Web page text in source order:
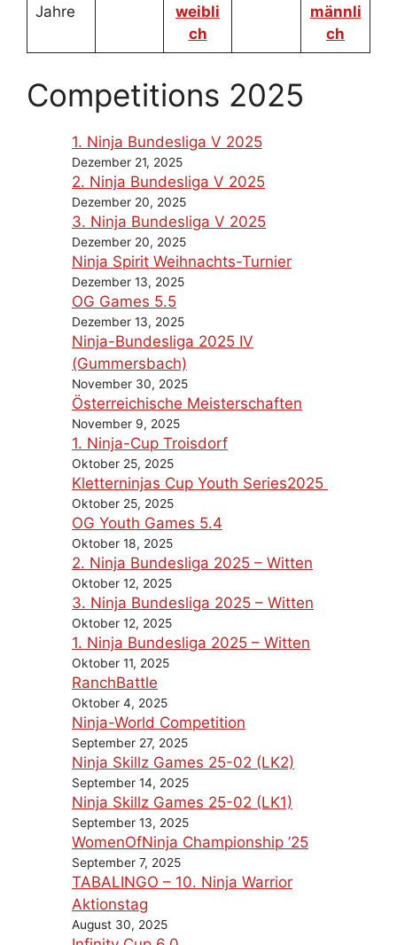
Jahre
weibli
ch
männli
ch
Competitions 2025
1. Ninja Bundesliga V 2025
Dezember 21, 2025
2. Ninja Bundesliga V 2025
Dezember 20, 2025
3. Ninja Bundesliga V 2025
Dezember 20, 2025
Ninja Spirit Weihnachts-Turnier
Dezember 13, 2025
OG Games 5.5
Dezember 13, 2025
Ninja-Bundesliga 2025 IV
(Gummersbach)
November 30, 2025
Österreichische Meisterschaften
November 9, 2025
1. Ninja-Cup Troisdorf
Oktober 25, 2025
Kletterninjas Cup Youth Series2025
Oktober 25, 2025
OG Youth Games 5.4
Oktober 18, 2025
2. Ninja Bundesliga 2025 – Witten
Oktober 12, 2025
3. Ninja Bundesliga 2025 – Witten
Oktober 12, 2025
1. Ninja Bundesliga 2025 – Witten
Oktober 11, 2025
RanchBattle
Oktober 4, 2025
Ninja-World Competition
September 27, 2025
Ninja Skillz Games 25-02 (LK2)
September 14, 2025
Ninja Skillz Games 25-02 (LK1)
September 13, 2025
WomenOfNinja Championship ’25
September 7, 2025
TABALINGO – 10. Ninja Warrior
Aktionstag
August 30, 2025